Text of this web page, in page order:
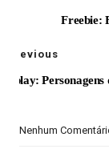
Freebie:
Previous
Nenhum